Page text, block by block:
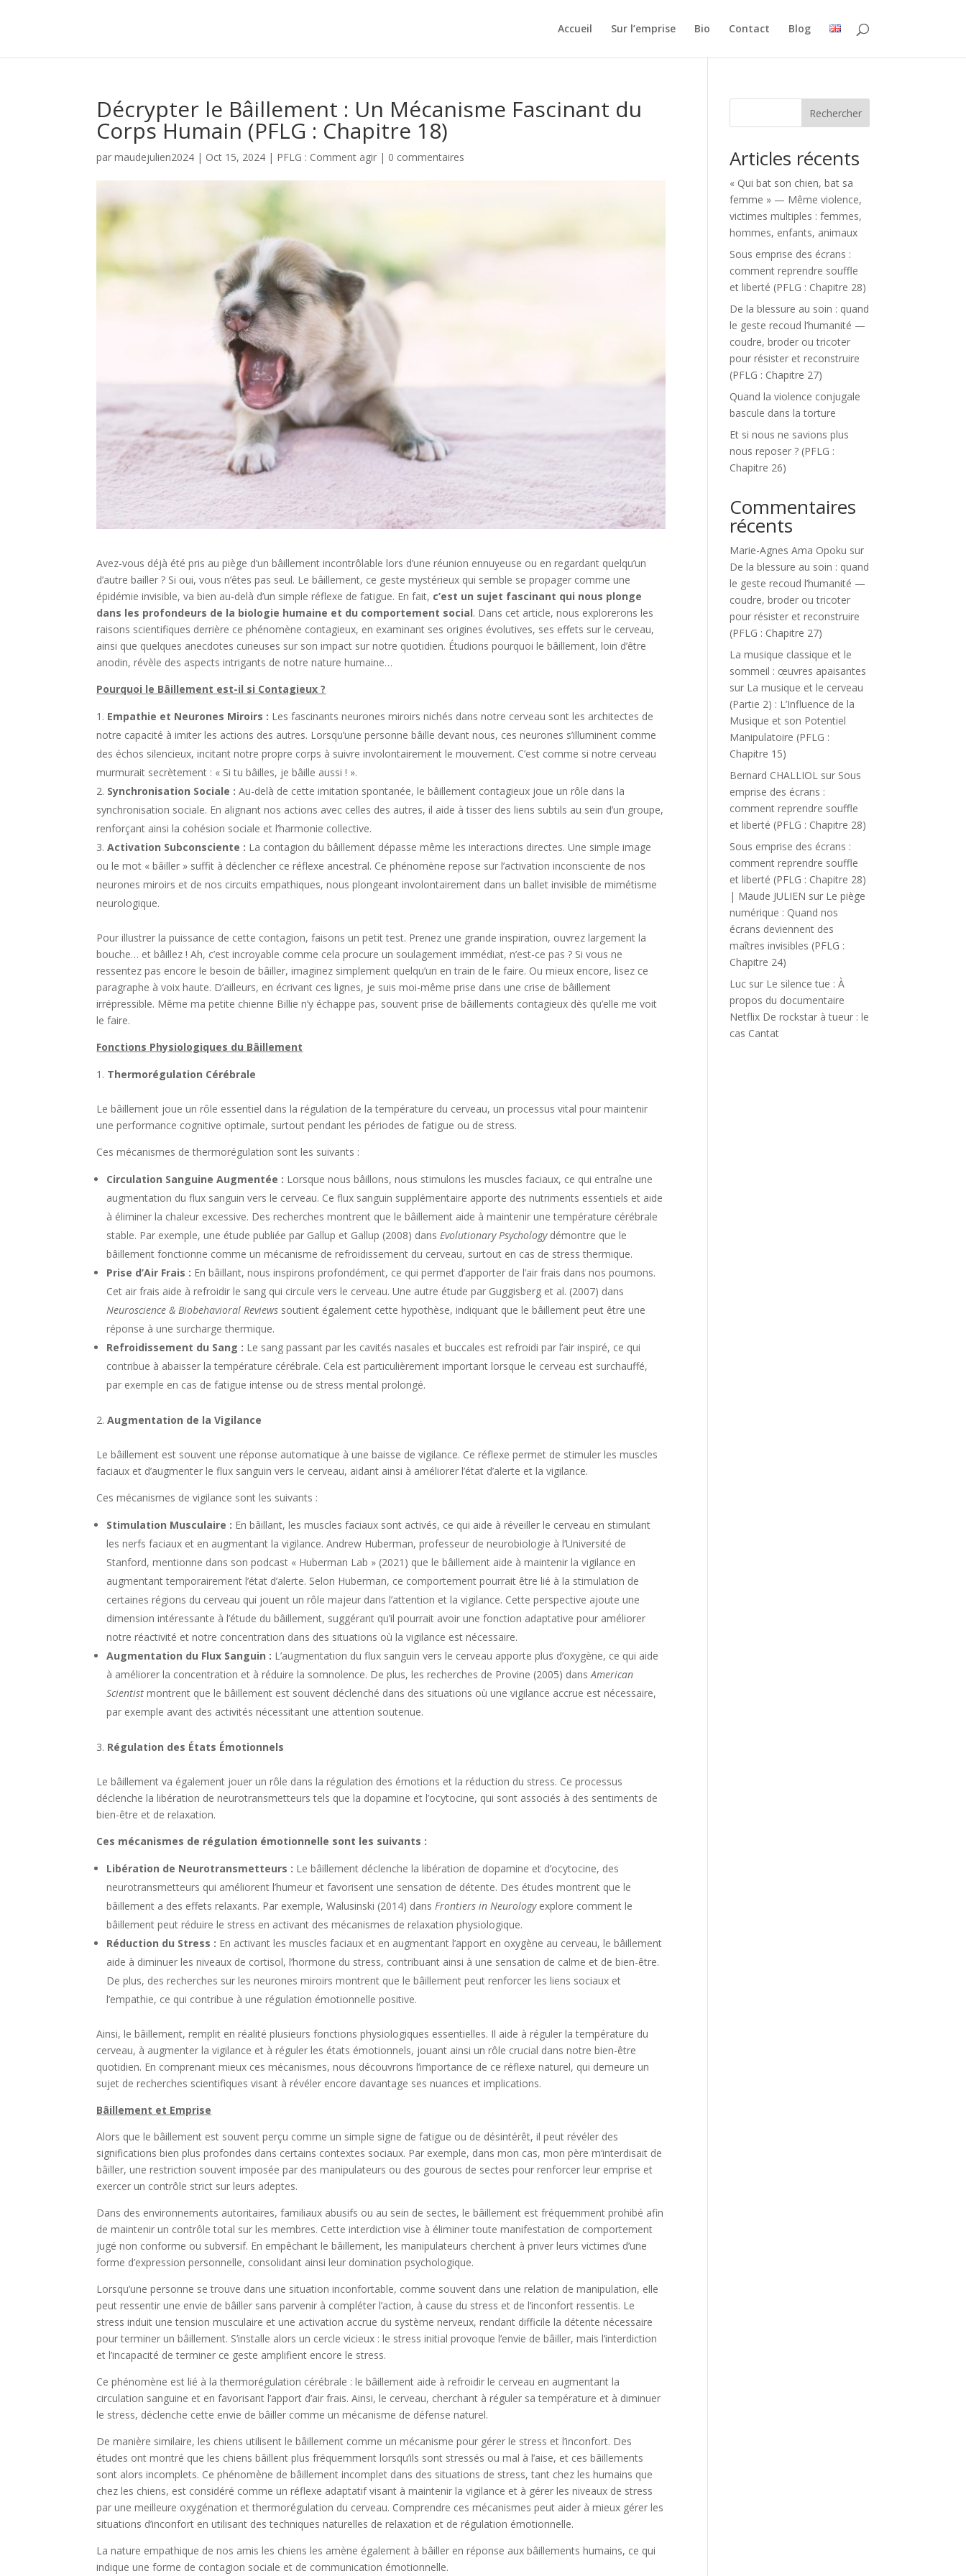
Accueil Sur l’emprise Bio Contact Blog
Décrypter le Bâillement : Un Mécanisme Fascinant du
Corps Humain (PFLG : Chapitre 18)
parmaudejulien2024 | Oct 15, 2024 | PFLG : Comment agir | 0 commentaires
Avez-vous déjà été pris au piège d’un bâillement incontrôlable lors d’une réunion ennuyeuse ou en regardant quelqu’un
d’autre bailler ? Si oui, vous n’êtes pas seul. Le bâillement, ce geste mystérieux qui semble se propager comme une
épidémie invisible, va bien au-delà d’un simple réflexe de fatigue. En fait, c’est un sujet fascinant qui nous plonge
dans les profondeurs de la biologie humaine et du comportement social. Dans cet article, nous explorerons les
raisons scientifiques derrière ce phénomène contagieux, en examinant ses origines évolutives, ses effets sur le cerveau,
ainsi que quelques anecdotes curieuses sur son impact sur notre quotidien. Étudions pourquoi le bâillement, loin d’être
anodin, révèle des aspects intrigants de notre nature humaine…
Pourquoi le Bâillement est-il si Contagieux ?
Empathie et Neurones Miroirs : Les fascinants neurones miroirs nichés dans notre cerveau sont les architectes de
notre capacité à imiter les actions des autres. Lorsqu’une personne bâille devant nous, ces neurones s’illuminent comme
des échos silencieux, incitant notre propre corps à suivre involontairement le mouvement. C’est comme si notre cerveau
murmurait secrètement : « Si tu bâilles, je bâille aussi ! ».
Synchronisation Sociale : Au-delà de cette imitation spontanée, le bâillement contagieux joue un rôle dans la
synchronisation sociale. En alignant nos actions avec celles des autres, il aide à tisser des liens subtils au sein d’un groupe,
renforçant ainsi la cohésion sociale et l’harmonie collective.
Activation Subconsciente : La contagion du bâillement dépasse même les interactions directes. Une simple image
ou le mot « bâiller » suffit à déclencher ce réflexe ancestral. Ce phénomène repose sur l’activation inconsciente de nos
neurones miroirs et de nos circuits empathiques, nous plongeant involontairement dans un ballet invisible de mimétisme
neurologique.
Pour illustrer la puissance de cette contagion, faisons un petit test. Prenez une grande inspiration, ouvrez largement la
bouche… et bâillez ! Ah, c’est incroyable comme cela procure un soulagement immédiat, n’est-ce pas ? Si vous ne
ressentez pas encore le besoin de bâiller, imaginez simplement quelqu’un en train de le faire. Ou mieux encore, lisez ce
paragraphe à voix haute. D’ailleurs, en écrivant ces lignes, je suis moi-même prise dans une crise de bâillement
irrépressible. Même ma petite chienne Billie n’y échappe pas, souvent prise de bâillements contagieux dès qu’elle me voit
le faire.
Fonctions Physiologiques du Bâillement
Thermorégulation Cérébrale
Le bâillement joue un rôle essentiel dans la régulation de la température du cerveau, un processus vital pour maintenir
une performance cognitive optimale, surtout pendant les périodes de fatigue ou de stress.
Ces mécanismes de thermorégulation sont les suivants :
Circulation Sanguine Augmentée : Lorsque nous bâillons, nous stimulons les muscles faciaux, ce qui entraîne une
augmentation du flux sanguin vers le cerveau. Ce flux sanguin supplémentaire apporte des nutriments essentiels et aide
à éliminer la chaleur excessive. Des recherches montrent que le bâillement aide à maintenir une température cérébrale
stable. Par exemple, une étude publiée par Gallup et Gallup (2008) dans Evolutionary Psychologydémontre que le
bâillement fonctionne comme un mécanisme de refroidissement du cerveau, surtout en cas de stress thermique.
Prise d’Air Frais : En bâillant, nous inspirons profondément, ce qui permet d’apporter de l’air frais dans nos poumons.
Cet air frais aide à refroidir le sang qui circule vers le cerveau. Une autre étude par Guggisberg et al. (2007) dans
Neuroscience & Biobehavioral Reviews soutient également cette hypothèse, indiquant que le bâillement peut être une
réponse à une surcharge thermique.
Refroidissement du Sang : Le sang passant par les cavités nasales et buccales est refroidi par l’air inspiré, ce qui
contribue à abaisser la température cérébrale. Cela est particulièrement important lorsque le cerveau est surchauffé,
par exemple en cas de fatigue intense ou de stress mental prolongé.
Augmentation de la Vigilance
Le bâillement est souvent une réponse automatique à une baisse de vigilance. Ce réflexe permet de stimuler les muscles
faciaux et d’augmenter le flux sanguin vers le cerveau, aidant ainsi à améliorer l’état d’alerte et la vigilance.
Ces mécanismes de vigilance sont les suivants :
Stimulation Musculaire : En bâillant, les muscles faciaux sont activés, ce qui aide à réveiller le cerveau en stimulant
les nerfs faciaux et en augmentant la vigilance. Andrew Huberman, professeur de neurobiologie à l’Université de
Stanford, mentionne dans son podcast « Huberman Lab » (2021) que le bâillement aide à maintenir la vigilance en
augmentant temporairement l’état d’alerte. Selon Huberman, ce comportement pourrait être lié à la stimulation de
certaines régions du cerveau qui jouent un rôle majeur dans l’attention et la vigilance. Cette perspective ajoute une
dimension intéressante à l’étude du bâillement, suggérant qu’il pourrait avoir une fonction adaptative pour améliorer
notre réactivité et notre concentration dans des situations où la vigilance est nécessaire.
Augmentation du Flux Sanguin : L’augmentation du flux sanguin vers le cerveau apporte plus d’oxygène, ce qui aide
à améliorer la concentration et à réduire la somnolence. De plus, les recherches de Provine (2005) dansAmerican
Scientist montrent que le bâillement est souvent déclenché dans des situations où une vigilance accrue est nécessaire,
par exemple avant des activités nécessitant une attention soutenue.
Régulation des États Émotionnels
Le bâillement va également jouer un rôle dans la régulation des émotions et la réduction du stress. Ce processus
déclenche la libération de neurotransmetteurs tels que la dopamine et l’ocytocine, qui sont associés à des sentiments de
bien-être et de relaxation.
Ces mécanismes de régulation émotionnelle sont les suivants :
Libération de Neurotransmetteurs : Le bâillement déclenche la libération de dopamine et d’ocytocine, des
neurotransmetteurs qui améliorent l’humeur et favorisent une sensation de détente. Des études montrent que le
bâillement a des effets relaxants. Par exemple, Walusinski (2014) dans Frontiers in Neurologyexplore comment le
bâillement peut réduire le stress en activant des mécanismes de relaxation physiologique.
Réduction du Stress : En activant les muscles faciaux et en augmentant l’apport en oxygène au cerveau, le bâillement
aide à diminuer les niveaux de cortisol, l’hormone du stress, contribuant ainsi à une sensation de calme et de bien-être.
De plus, des recherches sur les neurones miroirs montrent que le bâillement peut renforcer les liens sociaux et
l’empathie, ce qui contribue à une régulation émotionnelle positive.
Ainsi, le bâillement, remplit en réalité plusieurs fonctions physiologiques essentielles. Il aide à réguler la température du
cerveau, à augmenter la vigilance et à réguler les états émotionnels, jouant ainsi un rôle crucial dans notre bien-être
quotidien. En comprenant mieux ces mécanismes, nous découvrons l’importance de ce réflexe naturel, qui demeure un
sujet de recherches scientifiques visant à révéler encore davantage ses nuances et implications.
Bâillement et Emprise
Alors que le bâillement est souvent perçu comme un simple signe de fatigue ou de désintérêt, il peut révéler des
significations bien plus profondes dans certains contextes sociaux. Par exemple, dans mon cas, mon père m’interdisait de
bâiller, une restriction souvent imposée par des manipulateurs ou des gourous de sectes pour renforcer leur emprise et
exercer un contrôle strict sur leurs adeptes.
Dans des environnements autoritaires, familiaux abusifs ou au sein de sectes, le bâillement est fréquemment prohibé afin
de maintenir un contrôle total sur les membres. Cette interdiction vise à éliminer toute manifestation de comportement
jugé non conforme ou subversif. En empêchant le bâillement, les manipulateurs cherchent à priver leurs victimes d’une
forme d’expression personnelle, consolidant ainsi leur domination psychologique.
Lorsqu’une personne se trouve dans une situation inconfortable, comme souvent dans une relation de manipulation, elle
peut ressentir une envie de bâiller sans parvenir à compléter l’action, à cause du stress et de l’inconfort ressentis. Le
stress induit une tension musculaire et une activation accrue du système nerveux, rendant difficile la détente nécessaire
pour terminer un bâillement. S’installe alors un cercle vicieux : le stress initial provoque l’envie de bâiller, mais l’interdiction
et l’incapacité de terminer ce geste amplifient encore le stress.
Ce phénomène est lié à la thermorégulation cérébrale : le bâillement aide à refroidir le cerveau en augmentant la
circulation sanguine et en favorisant l’apport d’air frais. Ainsi, le cerveau, cherchant à réguler sa température et à diminuer
le stress, déclenche cette envie de bâiller comme un mécanisme de défense naturel.
De manière similaire, les chiens utilisent le bâillement comme un mécanisme pour gérer le stress et l’inconfort. Des
études ont montré que les chiens bâillent plus fréquemment lorsqu’ils sont stressés ou mal à l’aise, et ces bâillements
sont alors incomplets. Ce phénomène de bâillement incomplet dans des situations de stress, tant chez les humains que
chez les chiens, est considéré comme un réflexe adaptatif visant à maintenir la vigilance et à gérer les niveaux de stress
par une meilleure oxygénation et thermorégulation du cerveau. Comprendre ces mécanismes peut aider à mieux gérer les
situations d’inconfort en utilisant des techniques naturelles de relaxation et de régulation émotionnelle.
La nature empathique de nos amis les chiens les amène également à bâiller en réponse aux bâillements humains, ce qui
indique une forme de contagion sociale et de communication émotionnelle.
Rechercher
Articles récents
« Qui bat son chien, bat sa
femme » — Même violence,
victimes multiples : femmes,
hommes, enfants, animaux
Sous emprise des écrans :
comment reprendre souffle
et liberté (PFLG : Chapitre 28)
De la blessure au soin : quand
le geste recoud l’humanité —
coudre, broder ou tricoter
pour résister et reconstruire
(PFLG : Chapitre 27)
Quand la violence conjugale
bascule dans la torture
Et si nous ne savions plus
nous reposer ? (PFLG :
Chapitre 26)
Commentaires
récents
Marie-Agnes Ama Opoku sur
De la blessure au soin : quand
le geste recoud l’humanité —
coudre, broder ou tricoter
pour résister et reconstruire
(PFLG : Chapitre 27)
La musique classique et le
sommeil : œuvres apaisantes
sur La musique et le cerveau
(Partie 2) : L’Influence de la
Musique et son Potentiel
Manipulatoire (PFLG :
Chapitre 15)
Bernard CHALLIOL sur Sous
emprise des écrans :
comment reprendre souffle
et liberté (PFLG : Chapitre 28)
Sous emprise des écrans :
comment reprendre souffle
et liberté (PFLG : Chapitre 28)
| Maude JULIEN sur Le piège
numérique : Quand nos
écrans deviennent des
maîtres invisibles (PFLG :
Chapitre 24)
Luc sur Le silence tue : À
propos du documentaire
Netflix De rockstar à tueur : le
cas Cantat